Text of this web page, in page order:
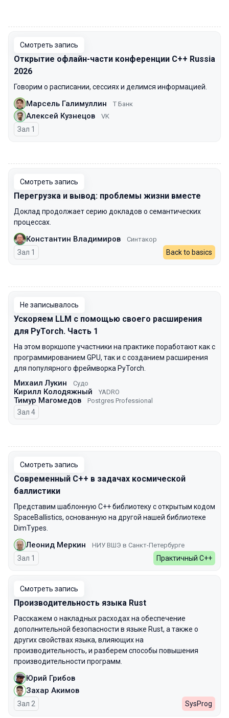
Смотреть запись
Открытие офлайн-части конференции С++ Russia
2026
Говорим о расписании, сессиях и делимся информацией.
Марсель Галимуллин Т Банк
Алексей Кузнецов VK
Зал 1
Смотреть запись
Перегрузка и вывод: проблемы жизни вместе
Доклад продолжает серию докладов о семантических
процессах.
Константин Владимиров Синтакор
Зал 1 Back to basics
Не записывалось
Ускоряем LLM с помощью своего расширения
для PyTorch. Часть 1
На этом воркшопе участники на практике поработают как с
программированием GPU, так и с созданием расширения
для популярного фреймворка PyTorch.
Михаил Лукин Судо
Кирилл Колодяжный YADRO
Тимур Магомедов Postgres Professional
Зал 4
Смотреть запись
Современный C++ в задачах космической
баллистики
Представим шаблонную C++ библиотеку с открытым кодом
SpaceBallistics, основанную на другой нашей библиотеке
DimTypes.
Леонид Меркин НИУ ВШЭ в Санкт-Петербурге
Зал 1 Практичный С++
Смотреть запись
Производительность языка Rust
Расскажем о накладных расходах на обеспечение
дополнительной безопасности в языке Rust, а также о
других свойствах языка, влияющих на
производительность, и разберем способы повышения
производительности программ.
Юрий Грибов
Захар Акимов
Зал 2 SysProg